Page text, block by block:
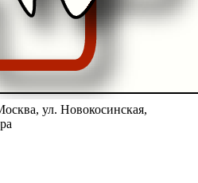
ул. Новокосинская,